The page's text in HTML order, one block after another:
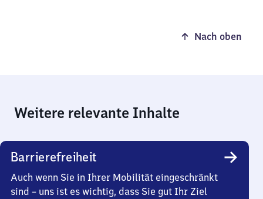
Nach oben
Weitere relevante Inhalte
Barrierefreiheit
Auch wenn Sie in Ihrer Mobilität eingeschränkt
sind – uns ist es wichtig, dass Sie gut Ihr Ziel